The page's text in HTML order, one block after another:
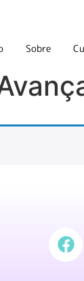
Sobre